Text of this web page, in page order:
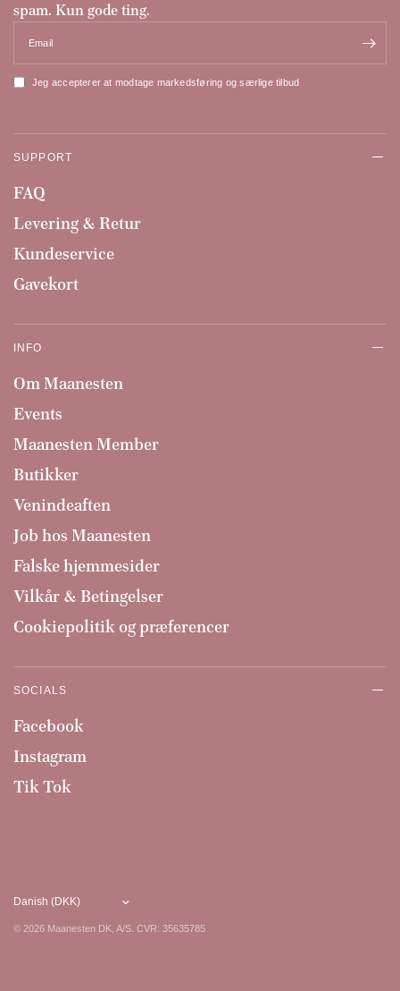
spam. Kun gode ting.
Email
Jeg accepterer at modtage markedsføring og særlige tilbud
SUPPORT
FAQ
Levering & Retur
Kundeservice
Gavekort
INFO
Om Maanesten
Events
Maanesten Member
Butikker
Venindeaften
Job hos Maanesten
Falske hjemmesider
Vilkår & Betingelser
Cookiepolitik og præferencer
SOCIALS
Facebook
Instagram
Tik Tok
© 2026 Maanesten DK, A/S. CVR: 35635785